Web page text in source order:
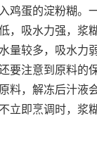
鸡蛋的淀粉糊。
，吸水力强，浆
量较多，吸水力
要注意到原料的
料，解冻后汁液
立即烹调时，浆